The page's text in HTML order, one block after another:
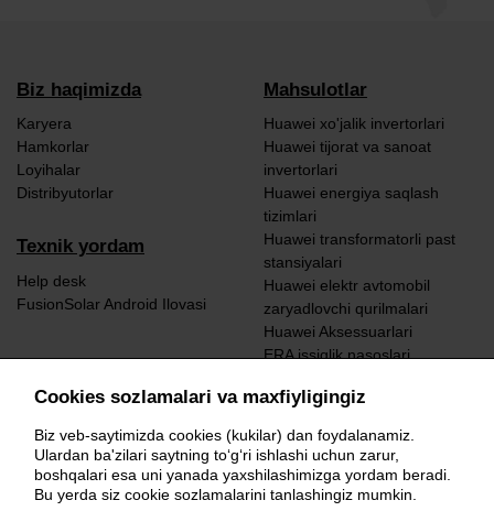
Biz haqimizda
Karyera
Hamkorlar
Loyihalar
Distribyutorlar
Texnik yordam
Help desk
FusionSolar Android Ilovasi
Mahsulotlar
Huawei xo'jalik invertorlari
Huawei tijorat va sanoat
invertorlari
Huawei energiya saqlash
tizimlari
Huawei transformatorli past
stansiyalari
Huawei elektr avtomobil
zaryadlovchi qurilmalari
Huawei Aksessuarlari
ERA issiqlik nasoslari
BIZNI KUZATING
Cookies sozlamalari va maxfiyligingiz
Biz veb-saytimizda cookies (kukilar) dan foydalanamiz.
Ulardan ba'zilari saytning to‘g‘ri ishlashi uchun zarur,
boshqalari esa uni yanada yaxshilashimizga yordam beradi.
Bu yerda siz cookie sozlamalarini tanlashingiz mumkin.